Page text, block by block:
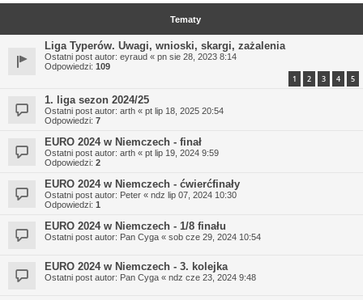
Tematy
Liga Typerów. Uwagi, wnioski, skargi, zażalenia
Ostatni post autor: eyraud « pn sie 28, 2023 8:14
Odpowiedzi: 109
1 2 3 4 5
1. liga sezon 2024/25
Ostatni post autor: arth « pt lip 18, 2025 20:54
Odpowiedzi: 7
EURO 2024 w Niemczech - finał
Ostatni post autor: arth « pt lip 19, 2024 9:59
Odpowiedzi: 2
EURO 2024 w Niemczech - ćwierćfinały
Ostatni post autor: Peter « ndz lip 07, 2024 10:30
Odpowiedzi: 1
EURO 2024 w Niemczech - 1/8 finału
Ostatni post autor: Pan Cyga « sob cze 29, 2024 10:54
EURO 2024 w Niemczech - 3. kolejka
Ostatni post autor: Pan Cyga « ndz cze 23, 2024 9:48